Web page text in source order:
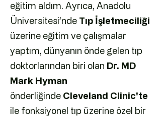
eğitim aldım. Ayrıca, Anadolu
Üniversitesi’nde Tıp İşletmeciliği
üzerine eğitim ve çalışmalar
yaptım, dünyanın önde gelen tıp
doktorlarından biri olan Dr. MD
Mark Hyman
önderliğinde Cleveland Clinic'te
ile fonksiyonel tıp üzerine özel bir